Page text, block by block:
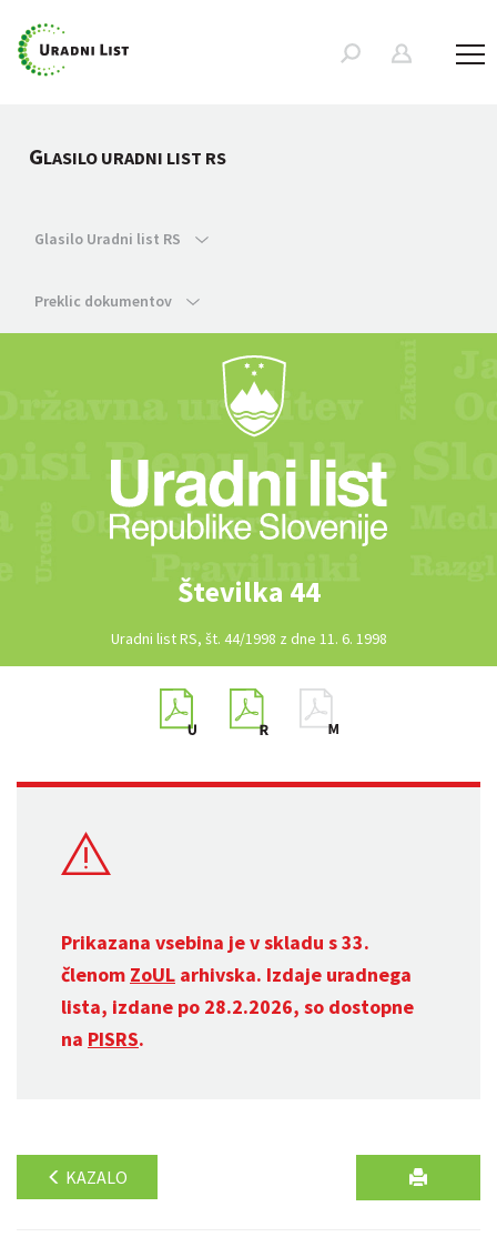
GLASILO URADNI LIST RS
Glasilo Uradni list RS
Preklic dokumentov
Številka 44
Uradni list RS, št. 44/1998 z dne 11. 6. 1998
Prikazana vsebina je v skladu s 33.
členom ZoUL arhivska. Izdaje uradnega
lista, izdane po 28.2.2026, so dostopne
na PISRS.
KAZALO